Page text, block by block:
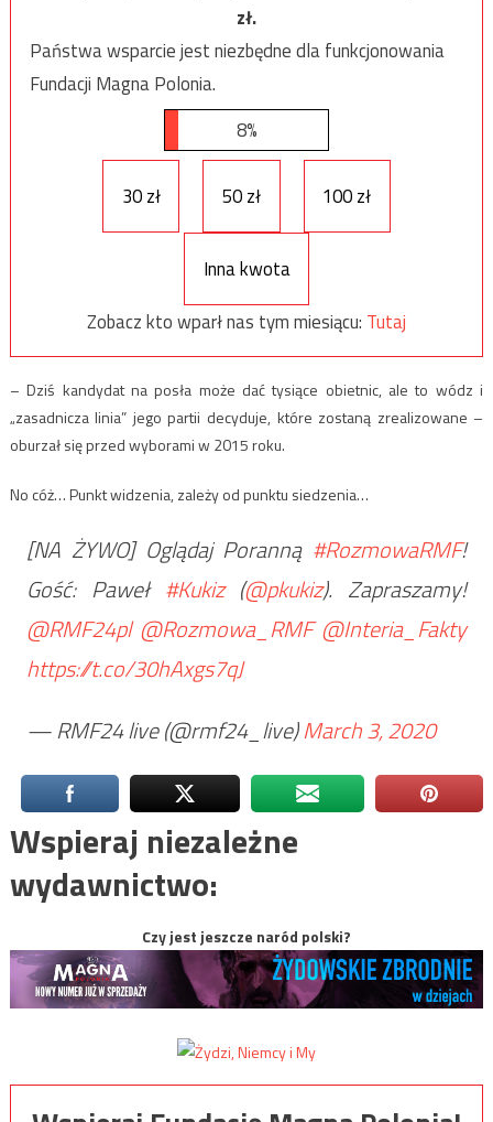
zł.
Państwa wsparcie jest niezbędne dla funkcjonowania
Fundacji Magna Polonia.
8%
30 zł 50 zł 100 zł
Inna kwota
Zobacz kto wparł nas tym miesiącu: Tutaj
– Dziś kandydat na posła może dać tysiące obietnic, ale to wódz i
„zasadnicza linia” jego partii decyduje, które zostaną zrealizowane –
oburzał się przed wyborami w 2015 roku.
No cóż… Punkt widzenia, zależy od punktu siedzenia…
[NA ŻYWO] Oglądaj Poranną #RozmowaRMF!
Gość: Paweł #Kukiz(@pkukiz). Zapraszamy!
@RMF24pl @Rozmowa_RMF @Interia_Fakty
https://t.co/30hAxgs7qJ
— RMF24 live (@rmf24_live)March 3, 2020
Wspieraj niezależne
wydawnictwo:
Czy jest jeszcze naród polski?